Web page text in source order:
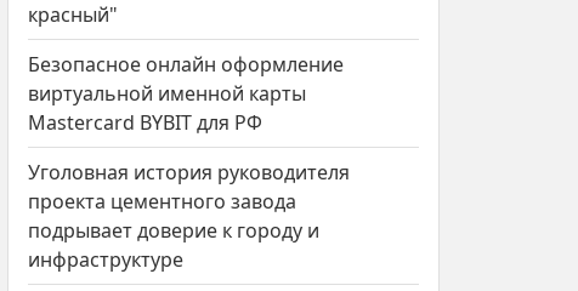
красный"
Безопасное онлайн оформление
виртуальной именной карты
Mastercard BYBIT для РФ
Уголовная история руководителя
проекта цементного завода
подрывает доверие к городу и
инфраструктуре